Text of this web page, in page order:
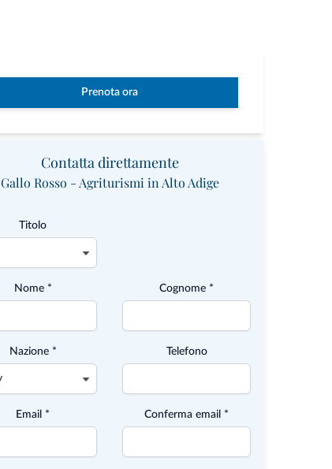
Prenota ora
Contatta direttamente
Gallo Rosso - Agriturismi in Alto Adige
Titolo
Nome * Cognome *
Nazione * Telefono
Email * Conferma email *